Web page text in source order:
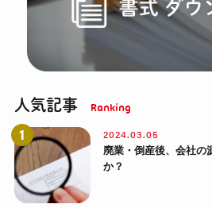
人気記事
廃業・倒産後、会社の
か？
2024.03.05